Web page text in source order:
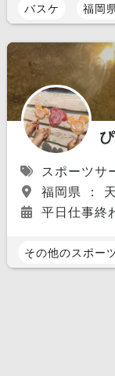
バスケ 福岡
スポーツサ
福岡県 ：
平日仕事終
その他のスポー